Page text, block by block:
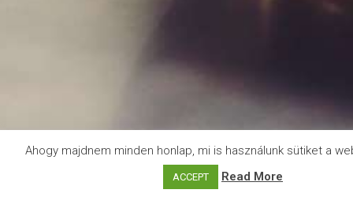
Ahogy majdnem minden honlap, mi is használunk sütiket a
ACCEPT Read More